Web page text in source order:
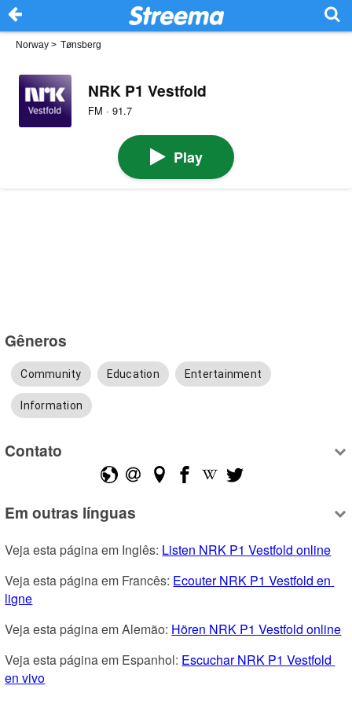
Norway > Tønsberg
NRK P1 Vestfold
FM · 91.7
Play
Gêneros
Community Education Entertainment
Information
Contato
Em outras línguas
Veja esta página em Inglês: Listen NRK P1 Vestfold online
Veja esta página em Francês: Ecouter NRK P1 Vestfold en
ligne
Veja esta página em Alemão: Hören NRK P1 Vestfold online
Veja esta página em Espanhol: Escuchar NRK P1 Vestfold
en vivo